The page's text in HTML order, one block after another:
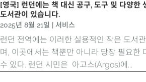
[영국] 런던에는 책 대신 공구, 도구 및 다양한
도서관이 있습니다.
2025년 8월 21일 서비스
런던 전역에는 이러한 실용적인 작은 도서
며, 이곳에서는 책뿐만 아니라 당장 필요한
수 있다. 런던 시민은 아고스(Argos)에...